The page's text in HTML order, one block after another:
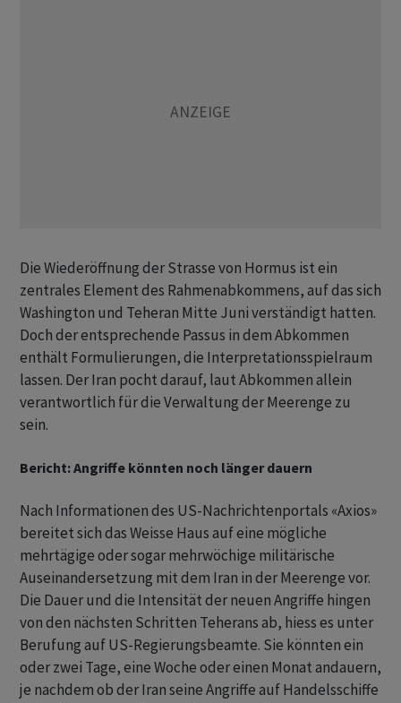
Die Wiederöffnung der Strasse von Hormus ist ein
zentrales Element des Rahmenabkommens, auf das sich
Washington und Teheran Mitte Juni verständigt hatten.
Doch der entsprechende Passus in dem Abkommen
enthält Formulierungen, die Interpretationsspielraum
lassen. Der Iran pocht darauf, laut Abkommen allein
verantwortlich für die Verwaltung der Meerenge zu
sein.
Bericht: Angriffe könnten noch länger dauern
Nach Informationen des US-Nachrichtenportals «Axios»
bereitet sich das Weisse Haus auf eine mögliche
mehrtägige oder sogar mehrwöchige militärische
Auseinandersetzung mit dem Iran in der Meerenge vor.
Die Dauer und die Intensität der neuen Angriffe hingen
von den nächsten Schritten Teherans ab, hiess es unter
Berufung auf US-Regierungsbeamte. Sie könnten ein
oder zwei Tage, eine Woche oder einen Monat andauern,
je nachdem ob der Iran seine Angriffe auf Handelsschiffe